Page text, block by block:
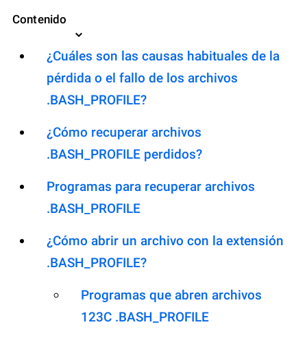
Contenido
¿Cuáles son las causas habituales de la
pérdida o el fallo de los archivos
.BASH_PROFILE?
¿Cómo recuperar archivos
.BASH_PROFILE perdidos?
Programas para recuperar archivos
.BASH_PROFILE
¿Cómo abrir un archivo con la extensión
.BASH_PROFILE?
Programas que abren archivos
123C .BASH_PROFILE